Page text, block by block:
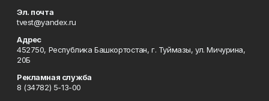
Эл. почта
tvest@yandex.ru
Адрес
452750, Республика Башкортостан, г. Туймазы, ул. Мичурина,
20Б
Рекламная служба
8 (34782) 5-13-00